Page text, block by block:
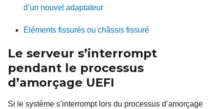
d’un nouvel adaptateur
Éléments fissurés ou châssis fissuré
Le serveur s’interrompt
pendant le processus
d’amorçage UEFI
Si le système s’interrompt lors du processus d’amorçage